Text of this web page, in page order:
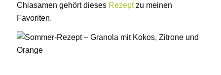
Chiasamen gehört dieses Rezeptzu meinen
Favoriten.